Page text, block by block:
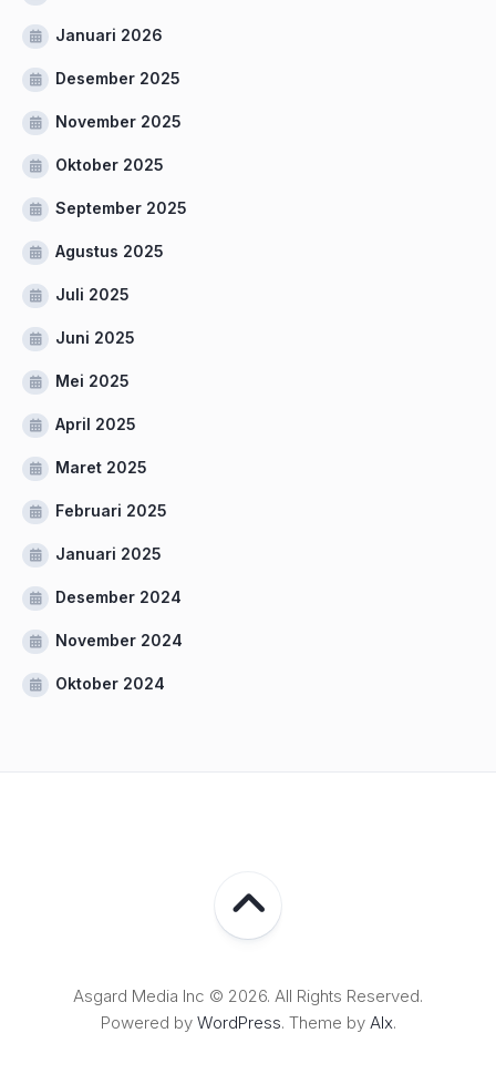
Januari 2026
Desember 2025
November 2025
Oktober 2025
September 2025
Agustus 2025
Juli 2025
Juni 2025
Mei 2025
April 2025
Maret 2025
Februari 2025
Januari 2025
Desember 2024
November 2024
Oktober 2024
Asgard Media Inc © 2026. All Rights Reserved.
Powered by WordPress. Theme by Alx.